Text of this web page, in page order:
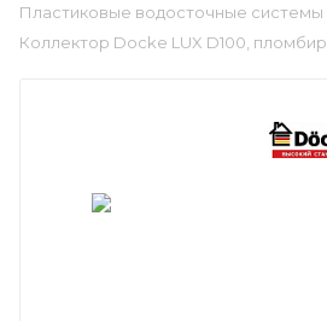
Пластиковые водосточные системы
Коллектор Docke LUX D100, пломбир